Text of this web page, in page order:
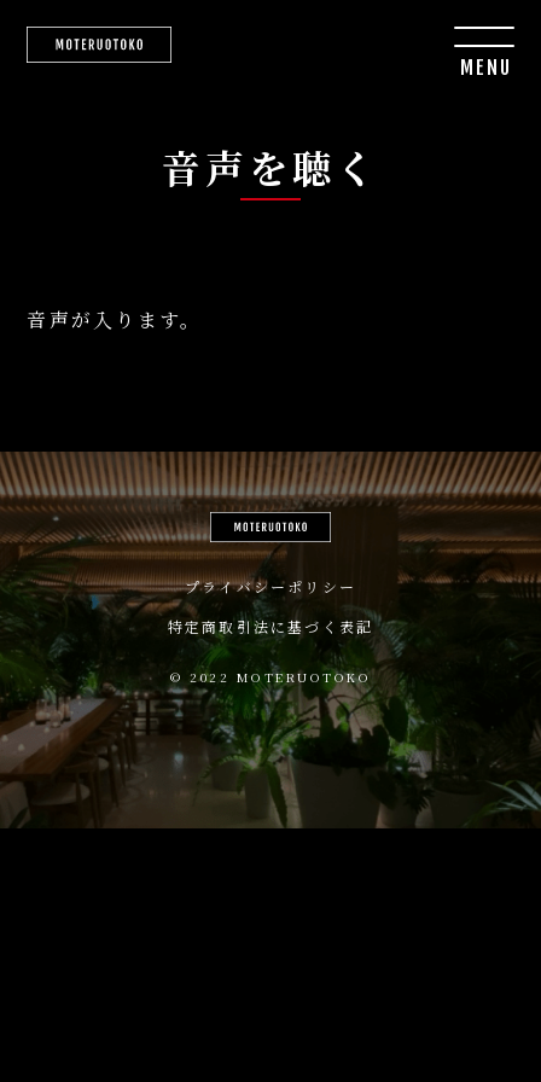
MENU
音声を聴く
音声が入ります。
プライバシーポリシー
特定商取引法に基づく表記
© 2022 MOTERUOTOKO